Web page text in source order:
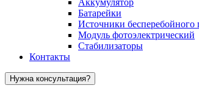
Аккумулятор
Батарейки
Источники
Модуль фотоэлектрический
Стабилизаторы
Контакты
Нужна консультация?